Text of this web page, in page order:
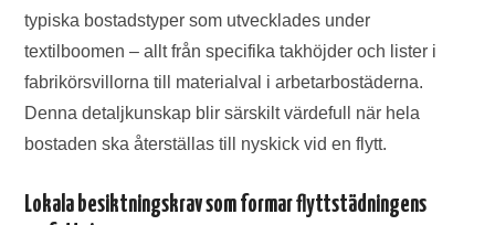
typiska bostadstyper som utvecklades under
textilboomen – allt från specifika takhöjder och lister i
fabrikörsvillorna till materialval i arbetarbostäderna.
Denna detaljkunskap blir särskilt värdefull när hela
bostaden ska återställas till nyskick vid en flytt.
Lokala besiktningskrav som formar flyttstädningens